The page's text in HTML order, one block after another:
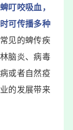
叮咬吸血，
可传播多种
常见的蜱传疾
脑炎、病毒
或者自然疫
的发展带来